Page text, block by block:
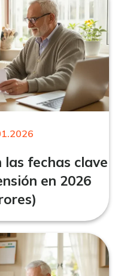
las fechas clave
en 2026